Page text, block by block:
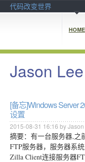
代码改变世界
HOME
Jason Lee
[备忘]Windows Server
设置
2015-08-31 16:16 by Jason
摘要：有一台服务器,之
FTP服务器，服务器系
Zilla Client连接服务器